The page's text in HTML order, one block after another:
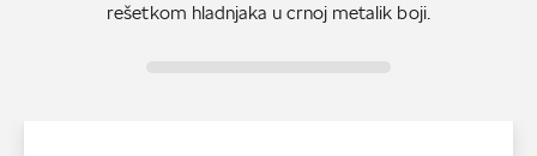
rešetkom hladnjaka u crnoj metalik boji.